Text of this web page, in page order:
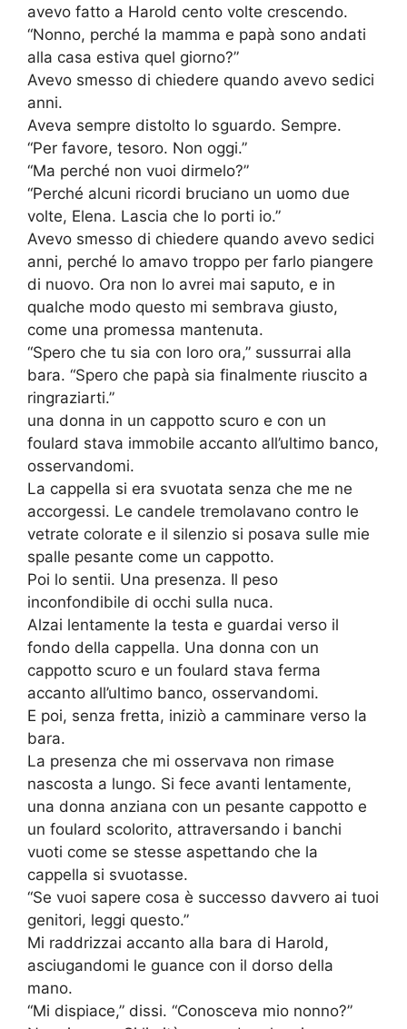
avevo fatto a Harold cento volte crescendo.
“Nonno, perché la mamma e papà sono andati
alla casa estiva quel giorno?”
Avevo smesso di chiedere quando avevo sedici
anni.
Aveva sempre distolto lo sguardo. Sempre.
“Per favore, tesoro. Non oggi.”
“Ma perché non vuoi dirmelo?”
“Perché alcuni ricordi bruciano un uomo due
volte, Elena. Lascia che lo porti io.”
Avevo smesso di chiedere quando avevo sedici
anni, perché lo amavo troppo per farlo piangere
di nuovo. Ora non lo avrei mai saputo, e in
qualche modo questo mi sembrava giusto,
come una promessa mantenuta.
“Spero che tu sia con loro ora,” sussurrai alla
bara. “Spero che papà sia finalmente riuscito a
ringraziarti.”
una donna in un cappotto scuro e con un
foulard stava immobile accanto all’ultimo banco,
osservandomi.
La cappella si era svuotata senza che me ne
accorgessi. Le candele tremolavano contro le
vetrate colorate e il silenzio si posava sulle mie
spalle pesante come un cappotto.
Poi lo sentii. Una presenza. Il peso
inconfondibile di occhi sulla nuca.
Alzai lentamente la testa e guardai verso il
fondo della cappella. Una donna con un
cappotto scuro e un foulard stava ferma
accanto all’ultimo banco, osservandomi.
E poi, senza fretta, iniziò a camminare verso la
bara.
La presenza che mi osservava non rimase
nascosta a lungo. Si fece avanti lentamente,
una donna anziana con un pesante cappotto e
un foulard scolorito, attraversando i banchi
vuoti come se stesse aspettando che la
cappella si svuotasse.
“Se vuoi sapere cosa è successo davvero ai tuoi
genitori, leggi questo.”
Mi raddrizzai accanto alla bara di Harold,
asciugandomi le guance con il dorso della
mano.
“Mi dispiace,” dissi. “Conosceva mio nonno?”